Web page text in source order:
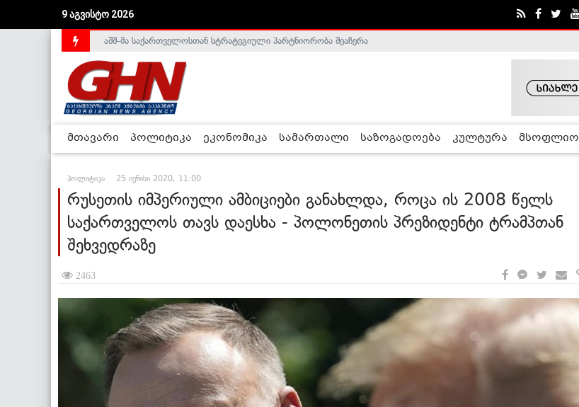
9 აგვისტო 2026
საქართველოს დე-ფაქტო მთავრობა არალეგიტიმურია - ჰელსინკის კომისია
აშშ-მა საქართველოსთან სტრატეგიული პარტნიორობა შეაჩერა
მთავარი პოლიტიკა ეკონომიკა სამართალი საზოგადოება კულტურა მსოფლიო
პოლიტიკა 25 ივნისი 2020, 11:00
რუსეთის იმპერიული ამბიციები განახლდა, როცა ის 2008 წელს
საქართველოს თავს დაესხა - პოლონეთის პრეზიდენტი ტრამპთან
შეხვედრაზე
2463